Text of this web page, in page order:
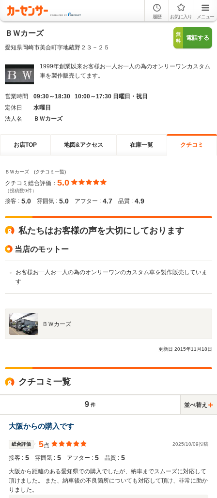
履歴 お気に入り メニュー
ＢＷカーズ
愛知県岡崎市美合町字地蔵野２３－２５
無
料
電話する
1999年創業以来お客様お一人お一人の為のオンリーワンカスタム
車を製作販売してます。
営業時間
09:30～18:30 10:00～17:30 日曜日・祝日
定休日
水曜日
法人名
ＢＷカーズ
お店TOP 地図&アクセス 在庫一覧 クチコミ
ＢＷカーズ (クチコミ一覧)
クチコミ総合評価： 5.0
（投稿数9件）
接客 : 5.0 雰囲気 : 5.0 アフター : 4.7 品質 : 4.9
私たちはお客様の声を大切にしております
当店のモットー
お客様お一人お一人の為のオンリーワンのカスタム車を製作販売していま
す
ＢＷカーズ
更新日 2015年11 月 18日
クチコミ一覧
9 件 並べ替え
大阪からの購入です
総合評価 5点 2025/10/09投稿
接客 : 5 雰囲気 : 5 アフター : 5 品質 : 5
大阪から距離のある愛知県での購入でしたが、納車までスムーズに対応して
頂けました。 また、納車後の不良箇所についても対応して頂け、非常に助か
りました。